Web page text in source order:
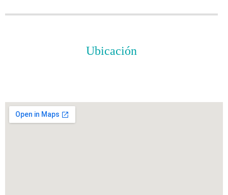
Ubicación